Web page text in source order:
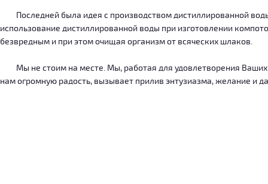
Последней была идея с производством дистиллированной
использование дистиллированной воды при изготовлении
безвредным и при этом очищая организм от всяческих шлаков.
Мы не стоим на месте. Мы, работая для удовлетворения Ваших
нам огромную радость, вызывает прилив энтузиазма, желание и